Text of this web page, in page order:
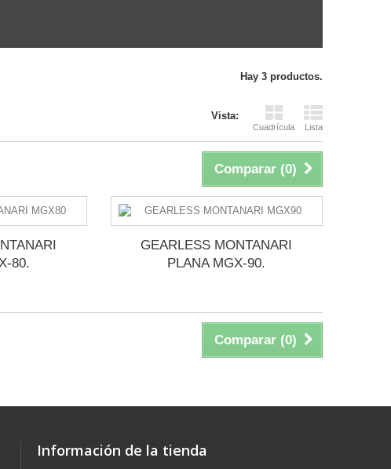
Hay 3 productos.
Vista:
Cuadrícula Lista
Comparar (0)
80.
GEARLESS MONTANARI
PLANA MGX-90.
Comparar (0)
Información de la tienda